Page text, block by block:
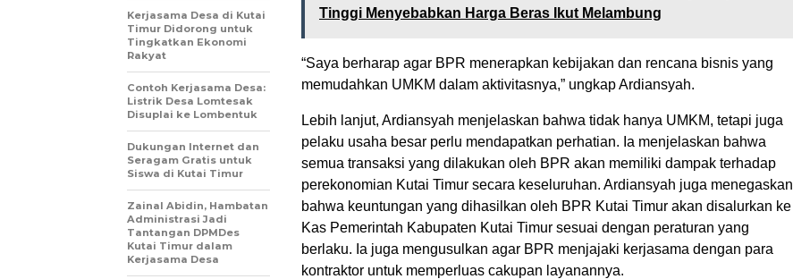
Tinggi Menyebabkan Harga Beras Ikut Melambung
“Saya berharap agar BPR menerapkan kebijakan dan rencana bisnis yang
memudahkan UMKM dalam aktivitasnya,” ungkap Ardiansyah.
Lebih lanjut, Ardiansyah menjelaskan bahwa tidak hanya UMKM, tetapi juga
pelaku usaha besar perlu mendapatkan perhatian. Ia menjelaskan bahwa
semua transaksi yang dilakukan oleh BPR akan memiliki dampak terhadap
perekonomian Kutai Timur secara keseluruhan. Ardiansyah juga menegaskan
bahwa keuntungan yang dihasilkan oleh BPR Kutai Timur akan disalurkan ke
Kas Pemerintah Kabupaten Kutai Timur sesuai dengan peraturan yang
berlaku. Ia juga mengusulkan agar BPR menjajaki kerjasama dengan para
kontraktor untuk memperluas cakupan layanannya.
Kerjasama Desa di Kutai
Timur Didorong untuk
Tingkatkan Ekonomi
Rakyat
Contoh Kerjasama Desa:
Listrik Desa Lomtesak
Disuplai ke Lombentuk
Dukungan Internet dan
Seragam Gratis untuk
Siswa di Kutai Timur
Zainal Abidin, Hambatan
Administrasi Jadi
Tantangan DPMDes
Kutai Timur dalam
Kerjasama Desa